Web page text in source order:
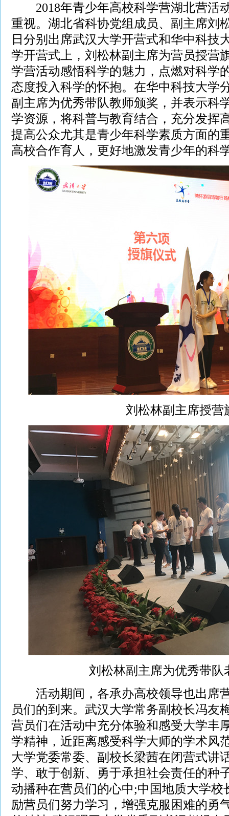
2018年青少年高校科学营湖北营活
重视。湖北省科协党组成员、副主席刘
日分别出席武汉大学开营式和华中科技
学开营式上，刘松林副主席为营员授营
学营活动感悟科学的魅力，点燃对科学
态度投入科学的怀抱。在华中科技大学
副主席为优秀带队教师颁奖，并表示科
学资源，将科普与教育结合，充分发挥
提高公众尤其是青少年科学素质方面的
高校合作育人，更好地激发青少年的科
刘松林副主席授营
刘松林副主席为优秀带队
活动期间，各承办高校领导也出席
员们的到来。武汉大学常务副校长冯友
营员们在活动中充分体验和感受大学丰
学精神，近距离感受科学大师的学术风
大学党委常委、副校长梁茜在闭营式讲
学、敢于创新、勇于承担社会责任的种
动播种在营员们的心中;中国地质大学校
励营员们努力学习，增强克服困难的勇